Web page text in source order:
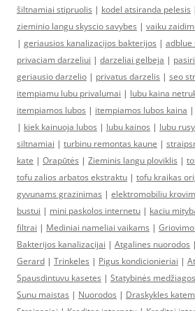
šiltnamiai stipruolis | kodel atsiranda pelesis
zieminio langu skyscio savybes | vaiku
| geriausios kanalizacijos bakterijos | adblue
privaciam darzeliui | darzeliai gelbeja |
geriausio darzelio | privatus darzelis | seo
itempiamu lubu privalumai | lubu kaina
itempiamos lubos | itempiamos lubos kaina |
| kiek kainuoja lubos | lubu kainos | lubu
siltnamiai | turbinu remontas kaune |
kate | Orapūtės | Zieminis langu ploviklis |
tofu zalios arbatos ekstraktu | tofu kraikas
gyvunams grazinimas | elektromobiliu
bustui | mini paskolos internetu | kaciu
filtrai | Mediniai nameliai vaikams |
Bakterijos kanalizacijai | Atgalines nuorodos |
Gerard | Trinkeles | Pigus kondicionieriai |
Spausdintuvu kasetes | Statybinės medžiagos
Sunu maistas | Nuorodos | Draskykles